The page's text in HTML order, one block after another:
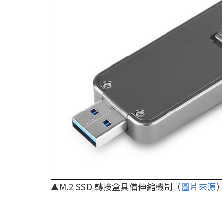
▲M.2 SSD 轉接盒具備伸縮機制（圖片來源